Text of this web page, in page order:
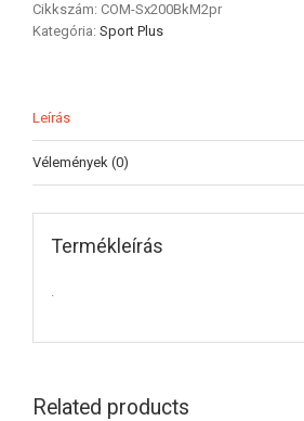
Cikkszám: COM-Sx200BkM2pr
Kategória: Sport Plus
Leírás
Vélemények (0)
Termékleírás
.
Related products